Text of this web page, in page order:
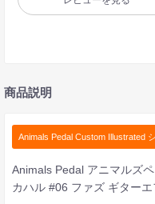
商品説明
Animals Pedal Custom Illustrated
Animals Pedal アニマルズ
カハル #06 ファズ ギター